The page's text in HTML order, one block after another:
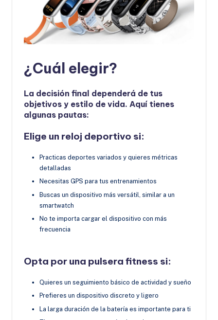
¿Cuál elegir?
La decisión final dependerá de tus
objetivos y estilo de vida. Aquí tienes
algunas pautas:
Elige un reloj deportivo si:
Practicas deportes variados y quieres métricas
detalladas
Necesitas GPS para tus entrenamientos
Buscas un dispositivo más versátil, similar a un
smartwatch
No te importa cargar el dispositivo con más
frecuencia
Opta por una pulsera fitness si:
Quieres un seguimiento básico de actividad y sueño
Prefieres un dispositivo discreto y ligero
La larga duración de la batería es importante para ti